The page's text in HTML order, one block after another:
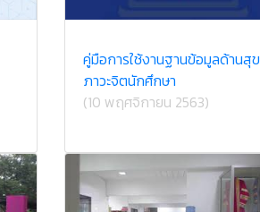
คู่มือการใช้งานฐานข้อมูลด้านสุข
ภาวะจิตนักศึกษา
(10 พฤศจิกายน 2563)